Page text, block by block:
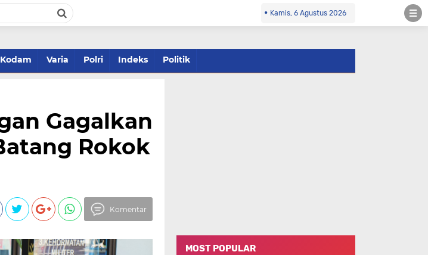
Kamis, 6 Agustus 2026
Kodam Varia Polri Indeks Politik
Gagalkan
Rokok
Komentar
MOST POPULAR